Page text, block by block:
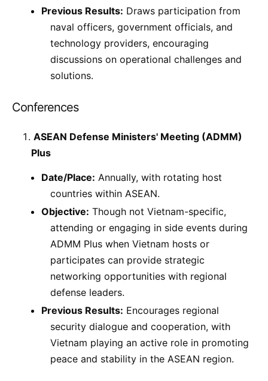
Previous Results: Draws participation from
naval officers, government officials, and
technology providers, encouraging
discussions on operational challenges and
solutions.
Conferences
ASEAN Defense Ministers' Meeting (ADMM)
Plus
Date/Place: Annually, with rotating host
countries within ASEAN.
Objective: Though not Vietnam-specific,
attending or engaging in side events during
ADMM Plus when Vietnam hosts or
participates can provide strategic
networking opportunities with regional
defense leaders.
Previous Results: Encourages regional
security dialogue and cooperation, with
Vietnam playing an active role in promoting
peace and stability in the ASEAN region.